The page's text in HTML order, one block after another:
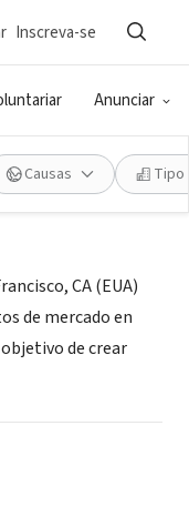
Anunciar
Inscreva-se
Causas Tipo
CA (EUA)
de mercado en
de crear